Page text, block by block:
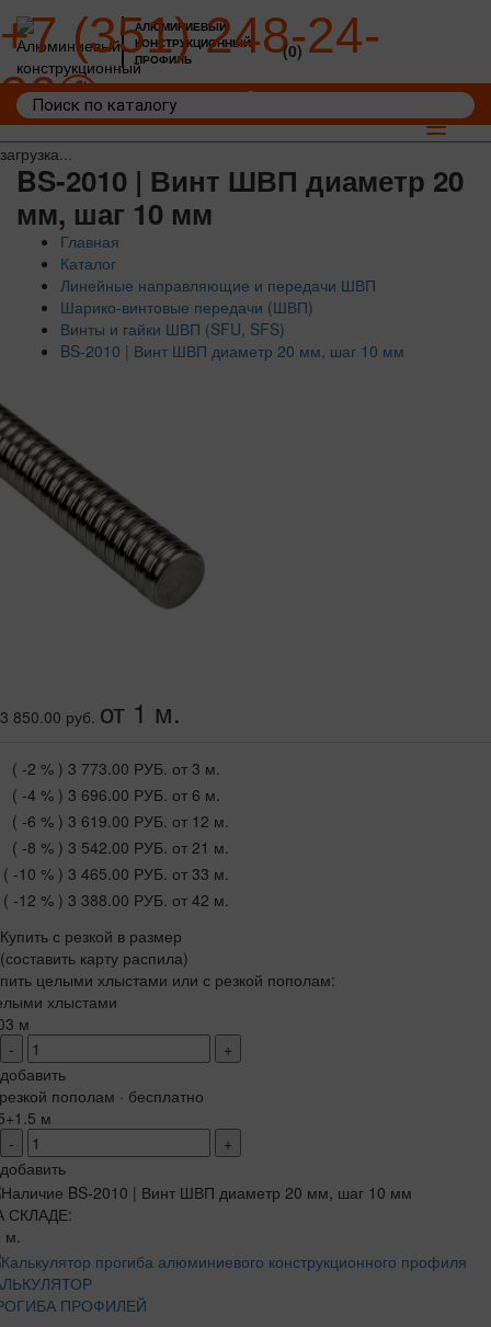
загрузка...
АЛЮМИНИЕВЫЙ
КОНСТРУКЦИОННЫЙ
ПРОФИЛЬ
+7 (351) 248-24-
36
(0)
Toggle
BS-2010 | Винт ШВП диаметр 20
мм, шаг 10 мм
Главная
Каталог
Линейные направляющие и передачи ШВП
Шарико-винтовые передачи (ШВП)
Винты и гайки ШВП (SFU, SFS)
BS-2010 | Винт ШВП диаметр 20 мм, шаг 10 мм
3 850.00 руб. от 1 м.
( -2 % ) 3 773.00 РУБ. от 3 м.
( -4 % ) 3 696.00 РУБ. от 6 м.
( -6 % ) 3 619.00 РУБ. от 12 м.
( -8 % ) 3 542.00 РУБ. от 21 м.
( -10 % ) 3 465.00 РУБ. от 33 м.
( -12 % ) 3 388.00 РУБ. от 42 м.
Купить с резкой в размер
(составить карту распила)
целыми хлыстами или с резкой пополам:
хлыстами
м
-
+
добавить
пополам · бесплатно
м
-
+
добавить
СКЛАДЕ:
м.
ПРОФИЛЕЙ